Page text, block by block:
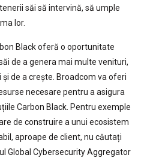
săi să intervină, să umple
lor.
Black oferă o oportunitate
de a genera mai multe venituri,
de a crește. Broadcom va oferi
necesare pentru a asigura
Carbon Black. Pentru exemple
de construire a unui ecosistem
aproape de client, nu căutați
Global Cybersecurity Aggregator